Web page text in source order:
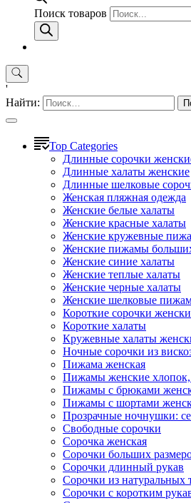
Поиск товаров
'
Найти:
Top Categories
Длинные сорочки
Длинные халаты женские
Длинные шелковые
Женская пляжная одежда
Женские белые халаты
Женские красные халаты
Женские кружевные
Женские пижамы
Женские синие халаты
Женские теплые халаты
Женские черные халаты
Женские шелковые
Короткие сорочки
Короткие халаты
Кружевные халаты
Ночные сорочки из
Пижама женская
Пижамы женские
Пижамы с брюками
Пижамы с шортами
Прозрачные ночнушки:
Свободные сорочки
Сорочка женская
Сорочки больших
Сорочки длинный рукав
Сорочки из натуральных
Сорочки с коротким